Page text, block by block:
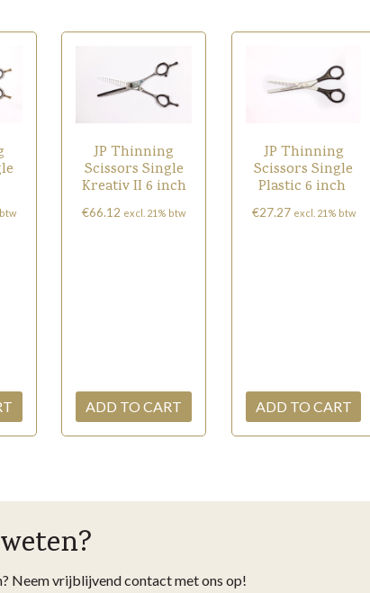
JP Thinning
Scissors Single
Kreativ II 6 inch
€66.12 excl. 21% btw
ADD TO CART
JP Thinning
Scissors Single
Plastic 6 inch
€27.27 excl. 21% btw
ADD TO CART
Neem vrijblijvend contact met ons op!